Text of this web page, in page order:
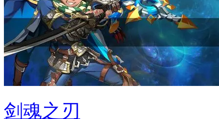
剑魂之刃